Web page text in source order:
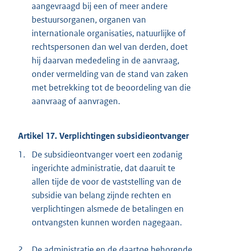
aangevraagd bij een of meer andere
bestuursorganen, organen van
internationale organisaties, natuurlijke of
rechtspersonen dan wel van derden, doet
hij daarvan mededeling in de aanvraag,
onder vermelding van de stand van zaken
met betrekking tot de beoordeling van die
aanvraag of aanvragen.
Artikel 17. Verplichtingen subsidieontvanger
1.
De subsidieontvanger voert een zodanig
ingerichte administratie, dat daaruit te
allen tijde de voor de vaststelling van de
subsidie van belang zijnde rechten en
verplichtingen alsmede de betalingen en
ontvangsten kunnen worden nagegaan.